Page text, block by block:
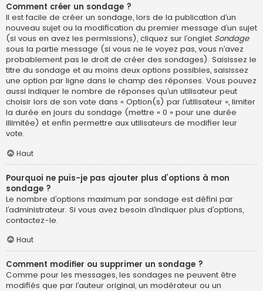
Comment créer un sondage ?
Il est facile de créer un sondage, lors de la publication d’un
nouveau sujet ou la modification du premier message d’un sujet
(si vous en avez les permissions), cliquez sur l’onglet Sondage
sous la partie message (si vous ne le voyez pas, vous n’avez
probablement pas le droit de créer des sondages). Saisissez le
titre du sondage et au moins deux options possibles, saisissez
une option par ligne dans le champ des réponses. Vous pouvez
aussi indiquer le nombre de réponses qu’un utilisateur peut
choisir lors de son vote dans « Option(s) par l’utilisateur », limiter
la durée en jours du sondage (mettre « 0 » pour une durée
illimitée) et enfin permettre aux utilisateurs de modifier leur
vote.
Haut
Pourquoi ne puis-je pas ajouter plus d’options à mon
sondage ?
Le nombre d’options maximum par sondage est défini par
l’administrateur. Si vous avez besoin d’indiquer plus d’options,
contactez-le.
Haut
Comment modifier ou supprimer un sondage ?
Comme pour les messages, les sondages ne peuvent être
modifiés que par l’auteur original, un modérateur ou un